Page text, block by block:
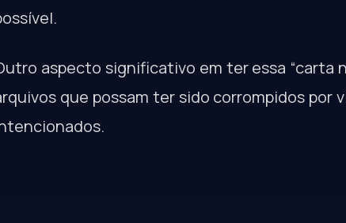
aspecto significativo em ter essa “carta
que possam ter sido corrompidos por